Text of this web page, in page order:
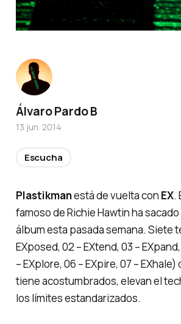
Plastikmanestá de vuelta con EX.
famoso de Richie Hawtin ha
álbum esta pasada semana. Siete
EXposed, 02 – EXtend, 03 –
– EXplore, 06 – EXpire, 07 – EXhale)
tiene acostumbrados, elevan el
los límites estandarizados.
Álvaro Pardo B
13 jun. 2014
Escucha